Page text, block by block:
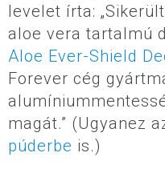
levelet írta:
aloe vera tartalmú
Aloe Ever-Shield
Forever cég
magát.” (Ugyanez
púderbe is.)